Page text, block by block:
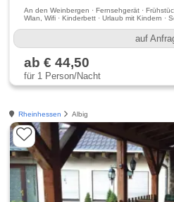
An den Weinbergen · Fernsehgerät ·
Wlan, Wifi · Kinderbett · Urlaub mit Kindern ·
auf
ab € 44,50
für 1 Person/Nacht
Rheinhessen Albig